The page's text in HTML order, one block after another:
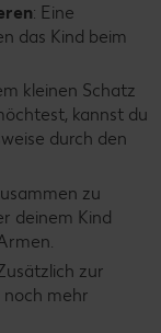
: Eine
das Kind beim
kleinen Schatz
kannst du
durch den
zu
deinem Kind
zur
mehr